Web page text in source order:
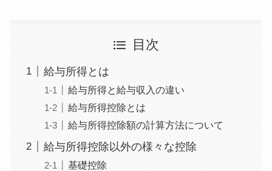
目次
給与所得とは
給与所得と給与収入の違い
給与所得控除とは
給与所得控除額の計算方法について
給与所得控除以外の様々な控除
基礎控除